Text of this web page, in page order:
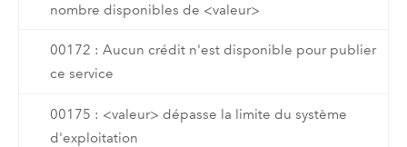
nombre disponibles de <valeur>
00172 : Aucun crédit n'est disponible pour publier
ce service
00175 : <valeur> dépasse la limite du système
d'exploitation